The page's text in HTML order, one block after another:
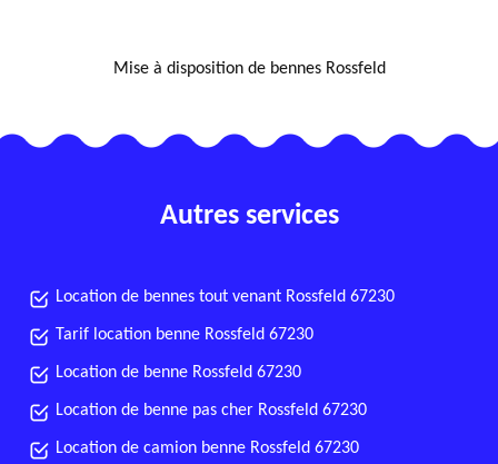
Mise à disposition de bennes Rossfeld
Autres services
Location de bennes tout venant Rossfeld 67230
Tarif location benne Rossfeld 67230
Location de benne Rossfeld 67230
Location de benne pas cher Rossfeld 67230
Location de camion benne Rossfeld 67230